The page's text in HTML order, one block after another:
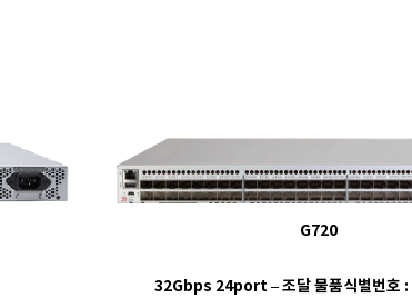
G720
32Gbps 24port – 조달 물품식별번호 :